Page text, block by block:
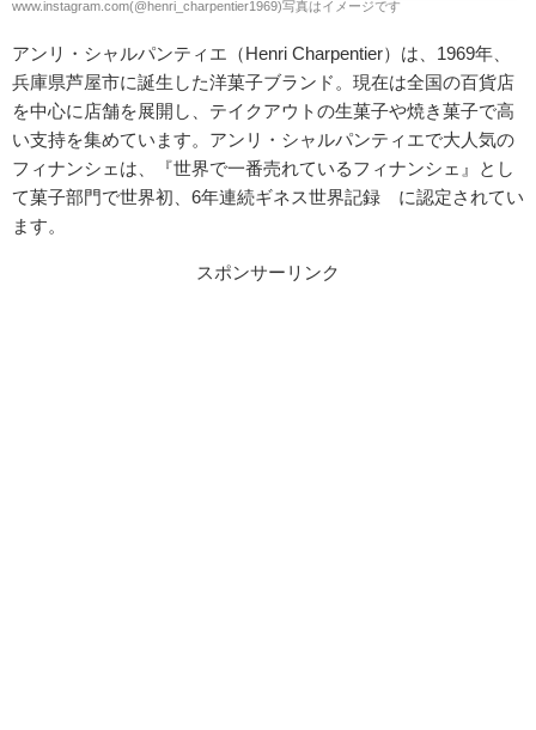
www.instagram.com(@henri_charpentier1969)写真はイメージです
アンリ・シャルパンティエ（Henri Charpentier）は、1969年、
兵庫県芦屋市に誕生した洋菓子ブランド。現在は全国の百貨店
を中心に店舗を展開し、テイクアウトの生菓子や焼き菓子で高
い支持を集めています。アンリ・シャルパンティエで大人気の
フィナンシェは、『世界で一番売れているフィナンシェ』とし
て菓子部門で世界初、6年連続ギネス世界記録 ™に認定されてい
ます。
スポンサーリンク